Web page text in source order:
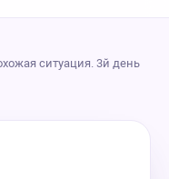
ситуация. 3й день